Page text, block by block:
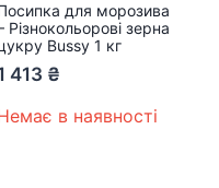
для морозива
Різнокольорові зерна
Bussy 1 кг
413 ₴
в наявності